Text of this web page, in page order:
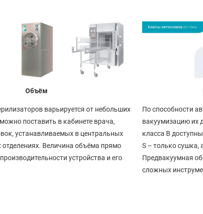
Объём
варьируется от небольших
поставить в кабинете врача,
устанавливаемых в центральных
отделениях. Величина объёма прямо
устройства и его
По способности
вакуумизацию их
класса B
S – только сушка,
Предвакуумная
сложных